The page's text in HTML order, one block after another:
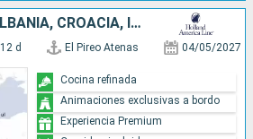
TURQUÍA, GRECIA, ALBANIA, CROACIA, ITALIA
12 d El Pireo Atenas 04/05/2027
Cocina refinada
Animaciones exclusivas a bordo
Experiencia Premium